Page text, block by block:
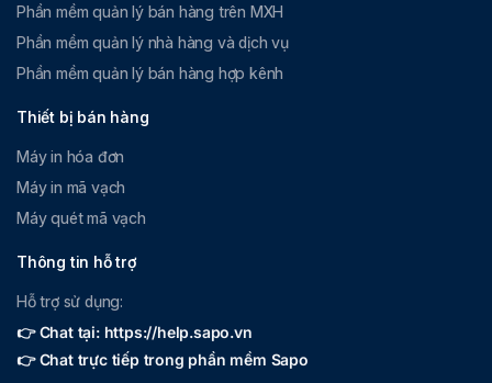
Phần mềm quản lý bán hàng trên MXH
Phần mềm quản lý nhà hàng và dịch vụ
Phần mềm quản lý bán hàng hợp kênh
Thiết bị bán hàng
Máy in hóa đơn
Máy in mã vạch
Máy quét mã vạch
Thông tin hỗ trợ
Hỗ trợ sử dụng:
👉 Chat tại: https://help.sapo.vn
👉 Chat trực tiếp trong phần mềm Sapo